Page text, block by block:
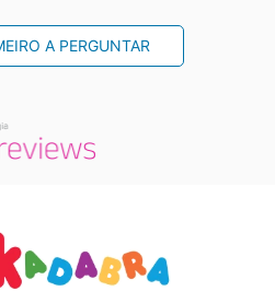
A PERGUNTAR